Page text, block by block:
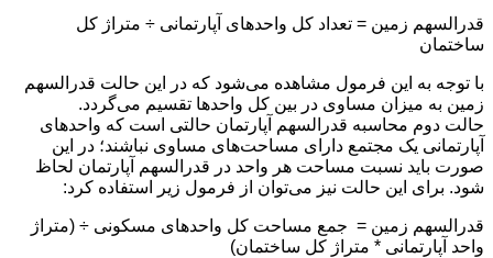
قدرالسهم زمین = تعداد کل واحدهای آپارتمانی ÷ متراژ کل
ساختمان
با توجه به این فرمول مشاهده می‌شود که در این حالت قدرالسهم
زمین به میزان مساوی در بین کل واحدها تقسیم می‌گردد.
حالت دوم محاسبه قدرالسهم آپارتمان حالتی است که واحدهای
آپارتمانی یک مجتمع دارای مساحت‌های مساوی نباشند؛ در این
صورت باید نسبت مساحت هر واحد در قدرالسهم آپارتمان لحاظ
شود. برای این حالت نیز می‌توان از فرمول زیر استفاده کرد:
قدرالسهم زمین = جمع مساحت کل واحدهای مسکونی ÷ (متراژ
واحد آپارتمانی * متراژ کل ساختمان)